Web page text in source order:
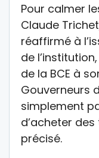
Pour calmer
Claude
réaffirmé à
de
de la BCE à
Gouverneurs
simplement
d’acheter
précisé.